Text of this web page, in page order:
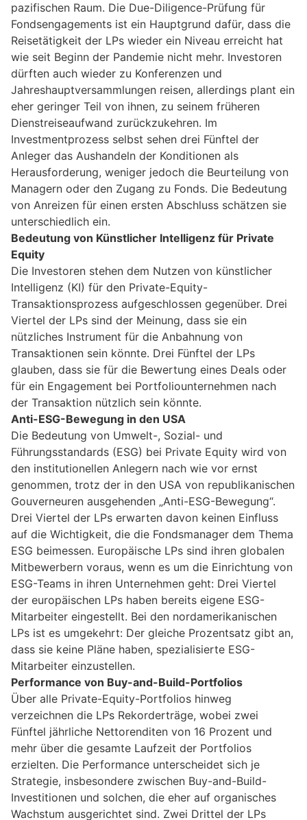
pazifischen Raum. Die Due-Diligence-Prüfung für
Fondsengagements ist ein Hauptgrund dafür, dass die
Reisetätigkeit der LPs wieder ein Niveau erreicht hat
wie seit Beginn der Pandemie nicht mehr. Investoren
dürften auch wieder zu Konferenzen und
Jahreshauptversammlungen reisen, allerdings plant ein
eher geringer Teil von ihnen, zu seinem früheren
Dienstreiseaufwand zurückzukehren. Im
Investmentprozess selbst sehen drei Fünftel der
Anleger das Aushandeln der Konditionen als
Herausforderung, weniger jedoch die Beurteilung von
Managern oder den Zugang zu Fonds. Die Bedeutung
von Anreizen für einen ersten Abschluss schätzen sie
unterschiedlich ein.
Bedeutung von Künstlicher Intelligenz für Private
Equity
Die Investoren stehen dem Nutzen von künstlicher
Intelligenz (KI) für den Private-Equity-
Transaktionsprozess aufgeschlossen gegenüber. Drei
Viertel der LPs sind der Meinung, dass sie ein
nützliches Instrument für die Anbahnung von
Transaktionen sein könnte. Drei Fünftel der LPs
glauben, dass sie für die Bewertung eines Deals oder
für ein Engagement bei Portfoliounternehmen nach
der Transaktion nützlich sein könnte.
Anti-ESG-Bewegung in den USA
Die Bedeutung von Umwelt-, Sozial- und
Führungsstandards (ESG) bei Private Equity wird von
den institutionellen Anlegern nach wie vor ernst
genommen, trotz der in den USA von republikanischen
Gouverneuren ausgehenden „Anti-ESG-Bewegung“.
Drei Viertel der LPs erwarten davon keinen Einfluss
auf die Wichtigkeit, die die Fondsmanager dem Thema
ESG beimessen. Europäische LPs sind ihren globalen
Mitbewerbern voraus, wenn es um die Einrichtung von
ESG-Teams in ihren Unternehmen geht: Drei Viertel
der europäischen LPs haben bereits eigene ESG-
Mitarbeiter eingestellt. Bei den nordamerikanischen
LPs ist es umgekehrt: Der gleiche Prozentsatz gibt an,
dass sie keine Pläne haben, spezialisierte ESG-
Mitarbeiter einzustellen.
Performance von Buy-and-Build-Portfolios
Über alle Private-Equity-Portfolios hinweg
verzeichnen die LPs Rekorderträge, wobei zwei
Fünftel jährliche Nettorenditen von 16 Prozent und
mehr über die gesamte Laufzeit der Portfolios
erzielten. Die Performance unterscheidet sich je
Strategie, insbesondere zwischen Buy-and-Build-
Investitionen und solchen, die eher auf organisches
Wachstum ausgerichtet sind. Zwei Drittel der LPs